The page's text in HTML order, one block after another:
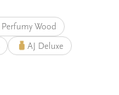
Perfumy Wood
AJ Deluxe